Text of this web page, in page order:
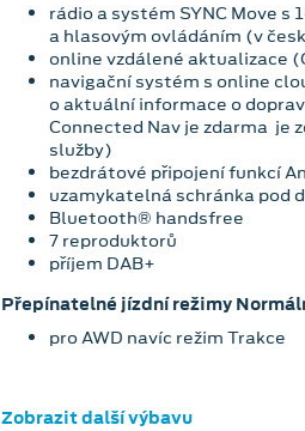
rádio a systém SYNC Move
a hlasovým ovládáním (v
online vzdálené aktualizace
navigační systém s online
o aktuální informace o
Connected Nav je zdarma je
služby)
bezdrátové připojení funkcí
uzamykatelná schránka pod
Bluetooth® handsfree
7 reproduktorů
příjem DAB+
Přepínatelné jízdní režimy
pro AWD navíc režim Trakce
Zobrazit další výbavu